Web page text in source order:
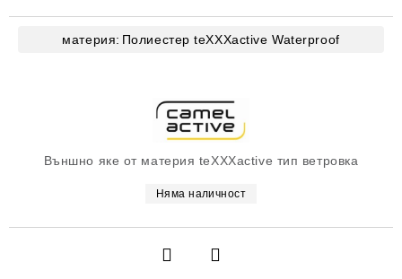
Външно яке от материя teXXXactive тип ветровка
Няма наличност
материя: Полиестер teXXXactive Waterproof